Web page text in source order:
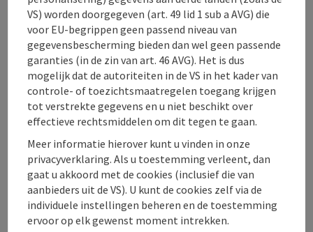
Inrichting
Prijs
Geschiktheid
Toegankelijkheid
PDF aanmaken In de buurt
VS) worden doorgegeven (art. 49 lid 1 sub a AVG) die
voor EU-begrippen geen passend niveau van
gegevensbescherming bieden dan wel geen passende
garanties (in de zin van art. 46 AVG). Het is dus
mogelijk dat de autoriteiten in de VS in het kader van
controle- of toezichtsmaatregelen toegang krijgen
tot verstrekte gegevens en u niet beschikt over
effectieve rechtsmiddelen om dit tegen te gaan.
Meer informatie hierover kunt u vinden in onze
privacyverklaring. Als u toestemming verleent, dan
gaat u akkoord met de cookies (inclusief die van
aanbieders uit de VS). U kunt de cookies zelf via de
individuele instellingen beheren en de toestemming
ervoor op elk gewenst moment intrekken.